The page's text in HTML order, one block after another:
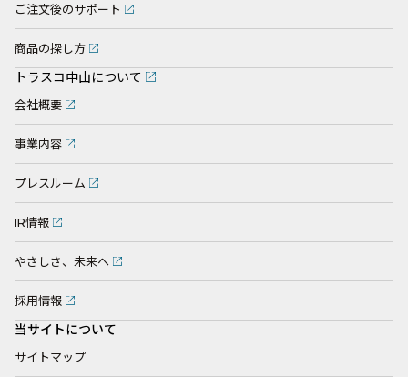
ご注文後のサポート
商品の探し方
トラスコ中山について
会社概要
事業内容
プレスルーム
IR情報
やさしさ、未来へ
採用情報
当サイトについて
サイトマップ